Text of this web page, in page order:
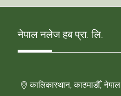
नेपाल नलेज हब प्रा. लि.
कालिकास्थान, काठमाडौँ, नेपाल